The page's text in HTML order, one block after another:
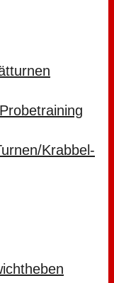
Krabbel-